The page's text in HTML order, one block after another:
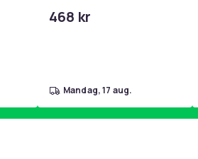
468 kr
mandag, 17 aug.